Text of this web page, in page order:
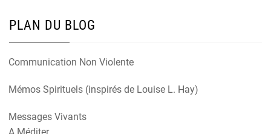
PLAN DU BLOG
Communication Non Violente
Mémos Spirituels (inspirés de Louise L. Hay)
Messages Vivants